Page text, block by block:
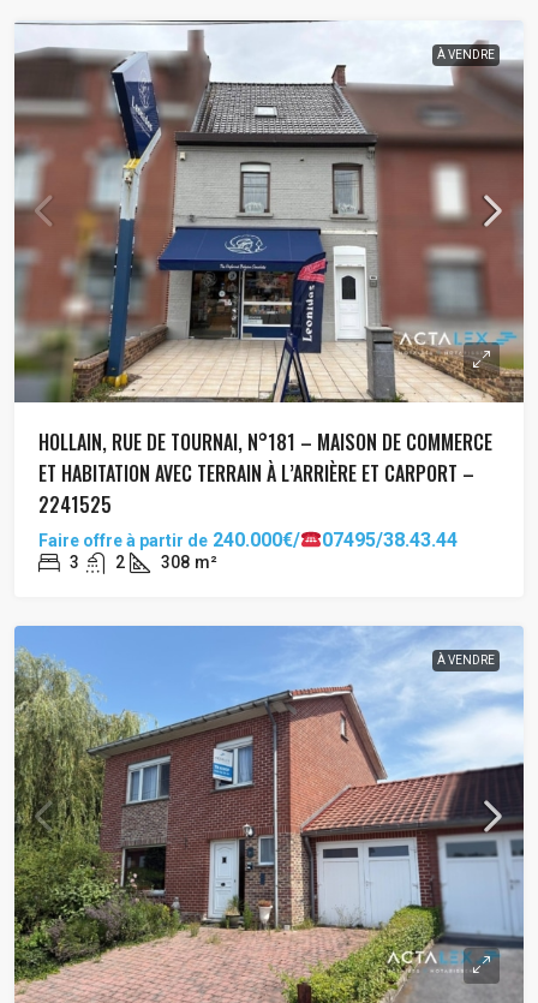
À VENDRE
HOLLAIN, RUE DE TOURNAI, N°181 – MAISON DE COMMERCE
ET HABITATION AVEC TERRAIN À L’ARRIÈRE ET CARPORT –
2241525
Faire offre à partir de 240.000€/ 07495/38.43.44
3 2 308 m²
À VENDRE